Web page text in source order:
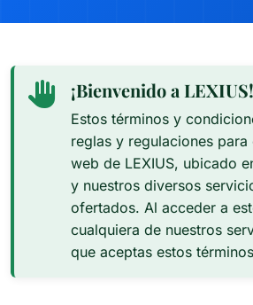
¡Bienvenido a LEXIUS!
Estos términos y
reglas y regulaciones
web de LEXIUS, ubicado
y nuestros diversos
ofertados. Al acceder a
cualquiera de nuestros
que aceptas estos